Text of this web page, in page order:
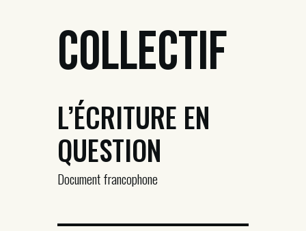
Collectif
L’ÉCRITURE EN
QUESTION
Document francophone